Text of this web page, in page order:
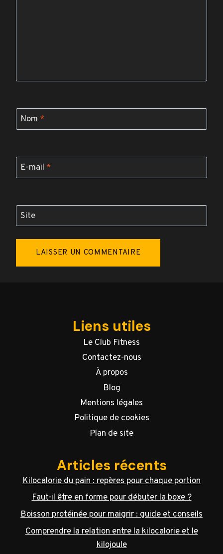
Nom *
E-mail *
Site
Liens utiles
Le Club Fitness
Contactez-nous
À propos
Blog
Mentions légales
Politique de cookies
Plan de site
Articles récents
Kilocalorie du pain : repères pour chaque portion
Faut-il être en forme pour débuter la boxe ?
Boisson protéinée pour maigrir : guide et conseils
Comprendre la relation entre la kilocalorie et le
kilojoule